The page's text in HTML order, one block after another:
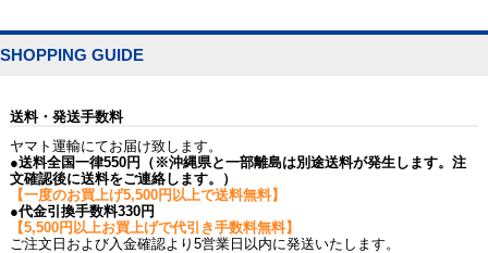
SHOPPING GUIDE
送料・発送手数料
ヤマト運輸にてお届け致します。
●送料全国一律550円（※沖縄県と一部離島は別途送料が発生します。注
文確認後に送料をご連絡します。）
【一度のお買上げ5,500円以上で送料無料】
●代金引換手数料330円
【5,500円以上お買上げで代引き手数料無料】
ご注文日および入金確認より5営業日以内に発送いたします。